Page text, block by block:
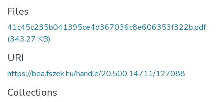
Files
41c45c235b041395ce4d367036c8e606353f322b.pdf
(343.27 KB)
URI
https://bea.fszek.hu/handle/20.500.14711/127088
Collections